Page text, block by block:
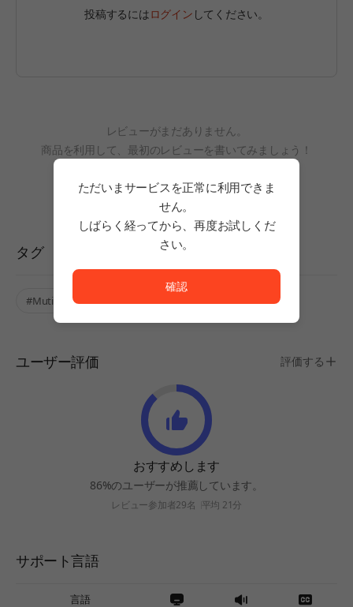
投稿するにはログイン してください。
レビューがまだありません。
商品を利用して、最初のレビューを書いてみましょう！
タグ
#Mutiple Endings
ユーザー評価 評価する
おすすめします
86%のユーザーが推薦しています。
レビュー参加者29名 平均 21分
サポート言語
言語
ただいまサービスを正常に利用できま
せん。
しばらく経ってから、再度お試しくだ
さい。
確認